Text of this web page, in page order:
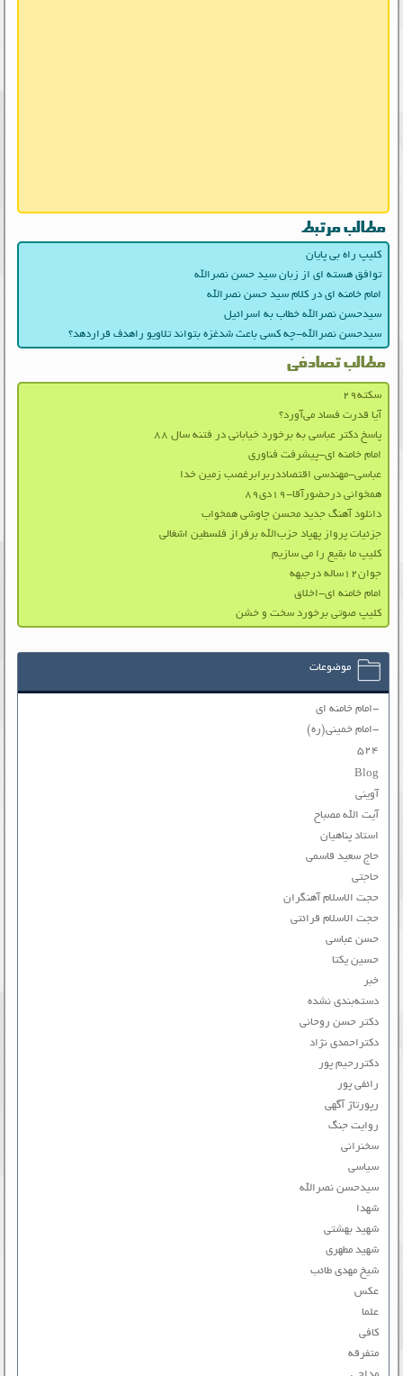
مطالب مرتبط
کلیپ راه بی پایان
توافق هسته ای از زبان سید حسن نصرالله
امام خامنه ای در کلام سید حسن نصرالله
سیدحسن نصرالله خطاب به اسرائیل
سیدحسن نصرالله-چه کسی باعث شدغزه بتواند تلاویو راهدف قراردهد؟
مطالب تصادفی
سکته۲۹
آیا قدرت فساد می‌آورد؟
پاسخ دکتر عباسی به برخورد خیابانی در فتنه سال ۸۸
امام خامنه ای-پیشرفت فناوری
عباسی-مهندسی اقتصاددربرابرغصب زمین خدا
همخوانی درحضورآقا-۱۹دی۸۹
دانلود آهنگ جدید محسن چاوشی همخواب
جزئیات پرواز پهپاد حزب‌الله برفراز فلسطین اشغالی
کلیپ ما بقیع را می سازیم
جوان۱۲ساله درجبهه
امام خامنه ای-اخلاق
کلیپ صوتی برخورد سخت و خشن
موضوعات
-امام خامنه ای
-امام خمینی(ره)
۵۲۴
Blog
آوینی
آیت الله مصباح
استاد پناهیان
حاج سعید قاسمی
حاجتی
حجت الاسلام آهنگران
حجت الاسلام قرائتی
حسن عباسی
حسین یکتا
خبر
دسته‌بندی نشده
دکتر حسن روحانی
دکتراحمدی نژاد
دکتررحیم پور
رائفی پور
رپورتاژ آگهی
روایت جنگ
سخنرانی
سیاسی
سیدحسن نصرالله
شهدا
شهید بهشتی
شهید مطهری
شیخ مهدی طائب
عکس
علما
کافی
متفرقه